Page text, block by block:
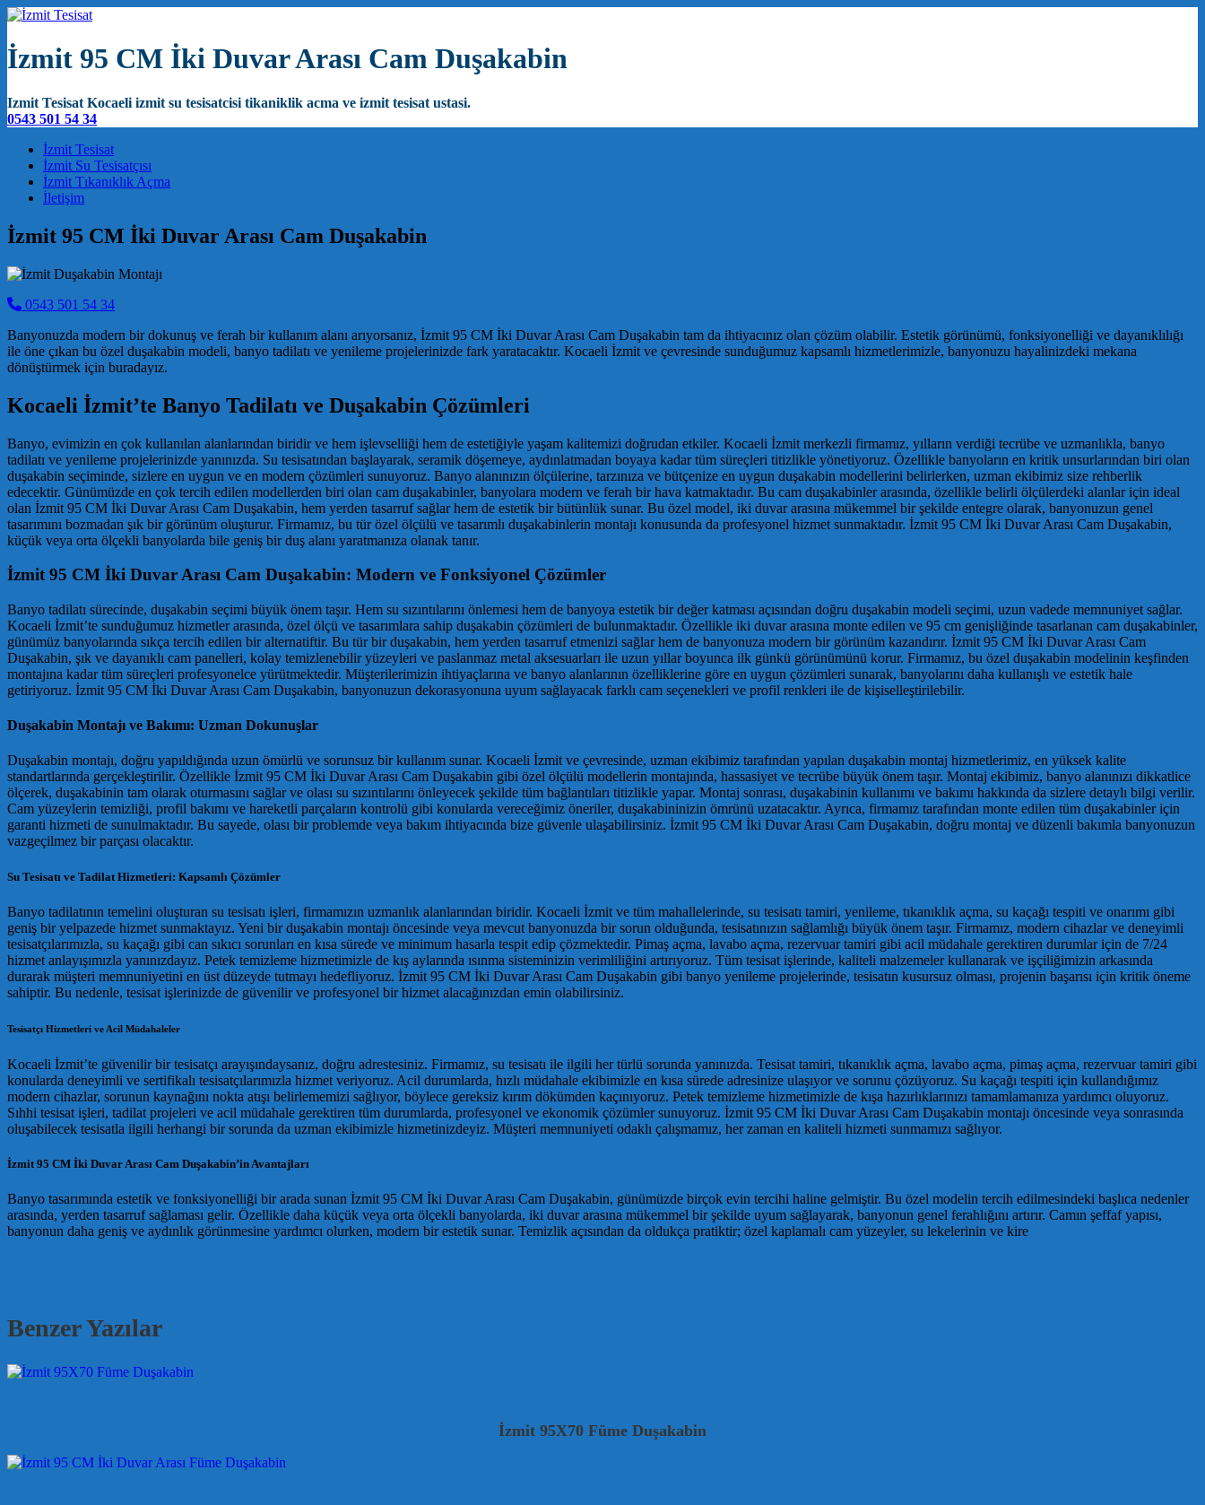
İzmit 95 CM İki Duvar Arası Cam Duşakabin
Izmit Tesisat Kocaeli izmit su tesisatcisi tikaniklik acma ve izmit tesisat ustasi.
0543 501 54 34
Main Navigation
İzmit Tesisat
İzmit Su Tesisatçısı
İzmit Tıkanıklık Açma
İletişim
İzmit 95 CM İki Duvar Arası Cam Duşakabin
0543 501 54 34
Banyonuzda modern bir dokunuş ve ferah bir kullanım alanı arıyorsanız, İzmit 95 CM İki Duvar Arası Cam Duşakabin tam da ihtiyacınız olan çözüm olabilir. Estetik görünümü, fonksiyonelliği ve dayanıklılığı
ile öne çıkan bu özel duşakabin modeli, banyo tadilatı ve yenileme projelerinizde fark yaratacaktır. Kocaeli İzmit ve çevresinde sunduğumuz kapsamlı hizmetlerimizle, banyonuzu hayalinizdeki mekana
dönüştürmek için buradayız.
Kocaeli İzmit’te Banyo Tadilatı ve Duşakabin Çözümleri
Banyo, evimizin en çok kullanılan alanlarından biridir ve hem işlevselliği hem de estetiğiyle yaşam kalitemizi doğrudan etkiler. Kocaeli İzmit merkezli firmamız, yılların verdiği tecrübe ve uzmanlıkla, banyo
tadilatı ve yenileme projelerinizde yanınızda. Su tesisatından başlayarak, seramik döşemeye, aydınlatmadan boyaya kadar tüm süreçleri titizlikle yönetiyoruz. Özellikle banyoların en kritik unsurlarından biri olan
duşakabin seçiminde, sizlere en uygun ve en modern çözümleri sunuyoruz. Banyo alanınızın ölçülerine, tarzınıza ve bütçenize en uygun duşakabin modellerini belirlerken, uzman ekibimiz size rehberlik
edecektir. Günümüzde en çok tercih edilen modellerden biri olan cam duşakabinler, banyolara modern ve ferah bir hava katmaktadır. Bu cam duşakabinler arasında, özellikle belirli ölçülerdeki alanlar için ideal
olan İzmit 95 CM İki Duvar Arası Cam Duşakabin, hem yerden tasarruf sağlar hem de estetik bir bütünlük sunar. Bu özel model, iki duvar arasına mükemmel bir şekilde entegre olarak, banyonuzun genel
tasarımını bozmadan şık bir görünüm oluşturur. Firmamız, bu tür özel ölçülü ve tasarımlı duşakabinlerin montajı konusunda da profesyonel hizmet sunmaktadır. İzmit 95 CM İki Duvar Arası Cam Duşakabin,
küçük veya orta ölçekli banyolarda bile geniş bir duş alanı yaratmanıza olanak tanır.
İzmit 95 CM İki Duvar Arası Cam Duşakabin: Modern ve Fonksiyonel Çözümler
Banyo tadilatı sürecinde, duşakabin seçimi büyük önem taşır. Hem su sızıntılarını önlemesi hem de banyoya estetik bir değer katması açısından doğru duşakabin modeli seçimi, uzun vadede memnuniyet sağlar.
Kocaeli İzmit’te sunduğumuz hizmetler arasında, özel ölçü ve tasarımlara sahip duşakabin çözümleri de bulunmaktadır. Özellikle iki duvar arasına monte edilen ve 95 cm genişliğinde tasarlanan cam duşakabinler,
günümüz banyolarında sıkça tercih edilen bir alternatiftir. Bu tür bir duşakabin, hem yerden tasarruf etmenizi sağlar hem de banyonuza modern bir görünüm kazandırır. İzmit 95 CM İki Duvar Arası Cam
Duşakabin, şık ve dayanıklı cam panelleri, kolay temizlenebilir yüzeyleri ve paslanmaz metal aksesuarları ile uzun yıllar boyunca ilk günkü görünümünü korur. Firmamız, bu özel duşakabin modelinin keşfinden
montajına kadar tüm süreçleri profesyonelce yürütmektedir. Müşterilerimizin ihtiyaçlarına ve banyo alanlarının özelliklerine göre en uygun çözümleri sunarak, banyolarını daha kullanışlı ve estetik hale
getiriyoruz. İzmit 95 CM İki Duvar Arası Cam Duşakabin, banyonuzun dekorasyonuna uyum sağlayacak farklı cam seçenekleri ve profil renkleri ile de kişiselleştirilebilir.
Duşakabin Montajı ve Bakımı: Uzman Dokunuşlar
Duşakabin montajı, doğru yapıldığında uzun ömürlü ve sorunsuz bir kullanım sunar. Kocaeli İzmit ve çevresinde, uzman ekibimiz tarafından yapılan duşakabin montaj hizmetlerimiz, en yüksek kalite
standartlarında gerçekleştirilir. Özellikle İzmit 95 CM İki Duvar Arası Cam Duşakabin gibi özel ölçülü modellerin montajında, hassasiyet ve tecrübe büyük önem taşır. Montaj ekibimiz, banyo alanınızı dikkatlice
ölçerek, duşakabinin tam olarak oturmasını sağlar ve olası su sızıntılarını önleyecek şekilde tüm bağlantıları titizlikle yapar. Montaj sonrası, duşakabinin kullanımı ve bakımı hakkında da sizlere detaylı bilgi verilir.
Cam yüzeylerin temizliği, profil bakımı ve hareketli parçaların kontrolü gibi konularda vereceğimiz öneriler, duşakabininizin ömrünü uzatacaktır. Ayrıca, firmamız tarafından monte edilen tüm duşakabinler için
garanti hizmeti de sunulmaktadır. Bu sayede, olası bir problemde veya bakım ihtiyacında bize güvenle ulaşabilirsiniz. İzmit 95 CM İki Duvar Arası Cam Duşakabin, doğru montaj ve düzenli bakımla banyonuzun
vazgeçilmez bir parçası olacaktır.
Su Tesisatı ve Tadilat Hizmetleri: Kapsamlı Çözümler
Banyo tadilatının temelini oluşturan su tesisatı işleri, firmamızın uzmanlık alanlarından biridir. Kocaeli İzmit ve tüm mahallelerinde, su tesisatı tamiri, yenileme, tıkanıklık açma, su kaçağı tespiti ve onarımı gibi
geniş bir yelpazede hizmet sunmaktayız. Yeni bir duşakabin montajı öncesinde veya mevcut banyonuzda bir sorun olduğunda, tesisatınızın sağlamlığı büyük önem taşır. Firmamız, modern cihazlar ve deneyimli
tesisatçılarımızla, su kaçağı gibi can sıkıcı sorunları en kısa sürede ve minimum hasarla tespit edip çözmektedir. Pimaş açma, lavabo açma, rezervuar tamiri gibi acil müdahale gerektiren durumlar için de 7/24
hizmet anlayışımızla yanınızdayız. Petek temizleme hizmetimizle de kış aylarında ısınma sisteminizin verimliliğini artırıyoruz. Tüm tesisat işlerinde, kaliteli malzemeler kullanarak ve işçiliğimizin arkasında
durarak müşteri memnuniyetini en üst düzeyde tutmayı hedefliyoruz. İzmit 95 CM İki Duvar Arası Cam Duşakabin gibi banyo yenileme projelerinde, tesisatın kusursuz olması, projenin başarısı için kritik öneme
sahiptir. Bu nedenle, tesisat işlerinizde de güvenilir ve profesyonel bir hizmet alacağınızdan emin olabilirsiniz.
Tesisatçı Hizmetleri ve Acil Müdahaleler
Kocaeli İzmit’te güvenilir bir tesisatçı arayışındaysanız, doğru adrestesiniz. Firmamız, su tesisatı ile ilgili her türlü sorunda yanınızda. Tesisat tamiri, tıkanıklık açma, lavabo açma, pimaş açma, rezervuar tamiri gibi
konularda deneyimli ve sertifikalı tesisatçılarımızla hizmet veriyoruz. Acil durumlarda, hızlı müdahale ekibimizle en kısa sürede adresinize ulaşıyor ve sorunu çözüyoruz. Su kaçağı tespiti için kullandığımız
modern cihazlar, sorunun kaynağını nokta atışı belirlememizi sağlıyor, böylece gereksiz kırım dökümden kaçınıyoruz. Petek temizleme hizmetimizle de kışa hazırlıklarınızı tamamlamanıza yardımcı oluyoruz.
Sıhhi tesisat işleri, tadilat projeleri ve acil müdahale gerektiren tüm durumlarda, profesyonel ve ekonomik çözümler sunuyoruz. İzmit 95 CM İki Duvar Arası Cam Duşakabin montajı öncesinde veya sonrasında
oluşabilecek tesisatla ilgili herhangi bir sorunda da uzman ekibimizle hizmetinizdeyiz. Müşteri memnuniyeti odaklı çalışmamız, her zaman en kaliteli hizmeti sunmamızı sağlıyor.
İzmit 95 CM İki Duvar Arası Cam Duşakabin’in Avantajları
Banyo tasarımında estetik ve fonksiyonelliği bir arada sunan İzmit 95 CM İki Duvar Arası Cam Duşakabin, günümüzde birçok evin tercihi haline gelmiştir. Bu özel modelin tercih edilmesindeki başlıca nedenler
arasında, yerden tasarruf sağlaması gelir. Özellikle daha küçük veya orta ölçekli banyolarda, iki duvar arasına mükemmel bir şekilde uyum sağlayarak, banyonun genel ferahlığını artırır. Camın şeffaf yapısı,
banyonun daha geniş ve aydınlık görünmesine yardımcı olurken, modern bir estetik sunar. Temizlik açısından da oldukça pratiktir; özel kaplamalı cam yüzeyler, su lekelerinin ve kire
Benzer Yazılar
İzmit 95X70 Füme Duşakabin